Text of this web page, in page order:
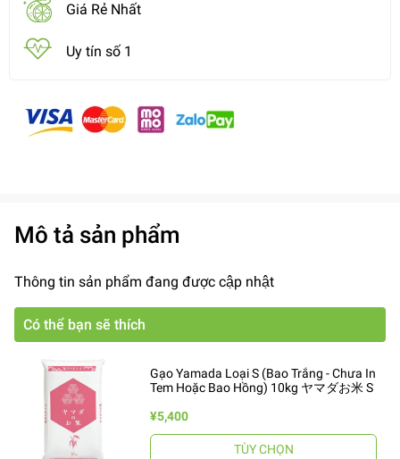
Giá Rẻ Nhất
Uy tín số 1
Mô tả sản phẩm
Thông tin sản phẩm đang được cập nhật
Có thể bạn sẽ thích
Gạo Yamada Loại S (Bao Trắng - Chưa In
Tem Hoặc Bao Hồng) 10kg ヤマダお米 S
¥5,400
TÙY CHỌN